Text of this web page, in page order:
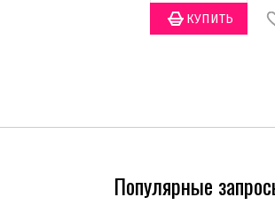
Круглая (1)
Популярные